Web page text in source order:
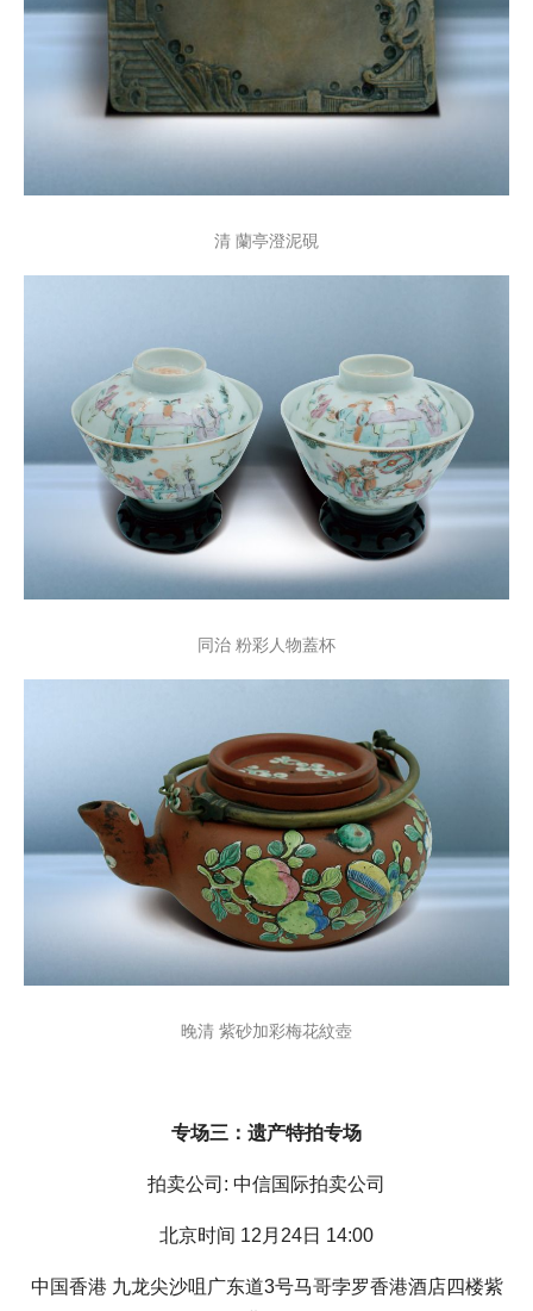
清 蘭亭澄泥硯
同治 粉彩人物蓋杯
晚清 紫砂加彩梅花紋壺
专场三：遗产特拍专场
拍卖公司: 中信国际拍卖公司
北京时间 12月24日 14:00
中国香港 九龙尖沙咀广东道3号马哥孛罗香港酒店四楼紫